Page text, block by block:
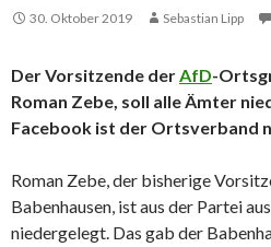
30. Oktober 2019 Sebastian Lipp
Der Vorsitzende derAfD-
Roman Zebe, soll alle Ämter
Facebook ist der Ortsverband
Roman Zebe, der bisherige
Babenhausen, ist aus der Partei
niedergelegt. Das gab der